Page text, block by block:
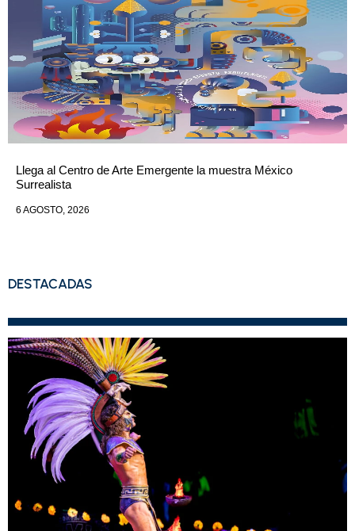
Llega al Centro de Arte Emergente la muestra México
Surrealista
6 AGOSTO, 2026
DESTACADAS